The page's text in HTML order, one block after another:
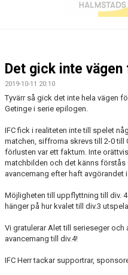
KLUBBSTUGAN
AVGIFTER
DOKUMENT
MATCHER
BILDGALLERI
STADIUM
OM KLUBBEN
Det gick inte vägen
2019-10-11 20:10
Tyvärr så gick det inte hela vägen
Getinge i serie epilogen.
IFC fick i realiteten inte till spelet
matchen, siffrorna skrevs till 2-0 till
förlusten var ett faktum. Inte
matchbilden och det känns förstås
avancemang efter haft avgörandet
Möjligheten till uppflyttning till div.
hänger på hur kvalet till div.3
Vi gratulerar Alet till serieseger och
avancemang till div.4!
IFC Herr tackar supportrar,